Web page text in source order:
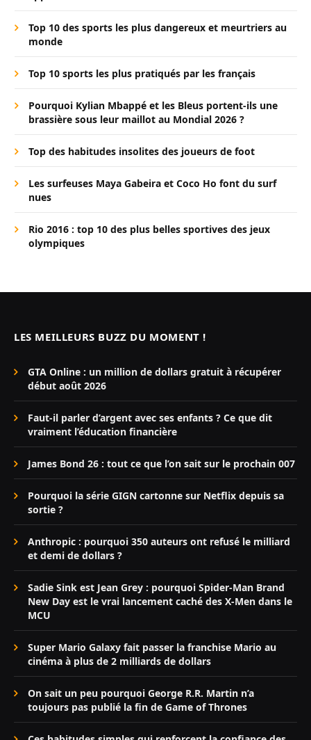
Top 10 des sports les plus dangereux et meurtriers au
monde
Top 10 sports les plus pratiqués par les français
Pourquoi Kylian Mbappé et les Bleus portent-ils une
brassière sous leur maillot au Mondial 2026 ?
Top des habitudes insolites des joueurs de foot
Les surfeuses Maya Gabeira et Coco Ho font du surf
nues
Rio 2016 : top 10 des plus belles sportives des jeux
olympiques
LES MEILLEURS BUZZ DU MOMENT !
GTA Online : un million de dollars gratuit à récupérer
début août 2026
Faut-il parler d’argent avec ses enfants ? Ce que dit
vraiment l’éducation financière
James Bond 26 : tout ce que l’on sait sur le prochain 007
Pourquoi la série GIGN cartonne sur Netflix depuis sa
sortie ?
Anthropic : pourquoi 350 auteurs ont refusé le milliard
et demi de dollars ?
Sadie Sink est Jean Grey : pourquoi Spider-Man Brand
New Day est le vrai lancement caché des X-Men dans le
MCU
Super Mario Galaxy fait passer la franchise Mario au
cinéma à plus de 2 milliards de dollars
On sait un peu pourquoi George R.R. Martin n’a
toujours pas publié la fin de Game of Thrones